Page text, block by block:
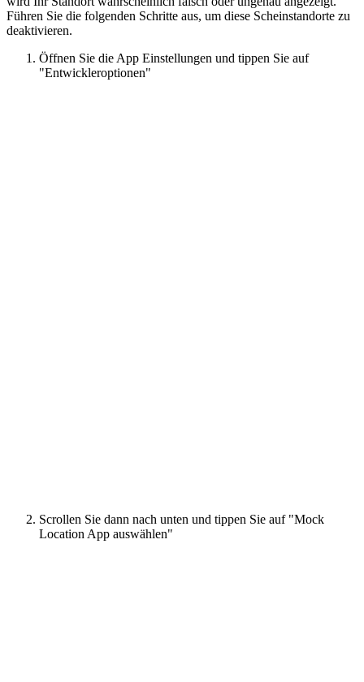
Führen Sie die folgenden Schritte aus, um diese Scheinstandorte zu
deaktivieren.
Öffnen Sie die App Einstellungen und tippen Sie auf
"Entwickleroptionen"
Scrollen Sie dann nach unten und tippen Sie auf "Mock
Location App auswählen"